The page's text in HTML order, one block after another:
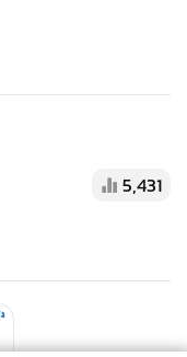
อเถอะ” ติดต่อ
คมขอให้จบกับ
ที่ตีกลับหนูตอนนี้
ยอดีต เพราะ
เก่าด้วย โดนทัก
กที เพราะมีหลาย
ส่าห์นิ่งเงียบแล้ว
5,431